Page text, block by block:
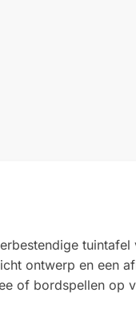
ontwerp en een
of bordspellen op